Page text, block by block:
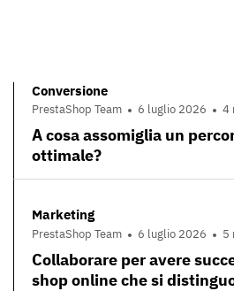
Conversione
PrestaShop Team 6 luglio 2026 4
A cosa assomiglia un
ottimale?
Marketing
PrestaShop Team 6 luglio 2026 5
Collaborare per avere
shop online che si